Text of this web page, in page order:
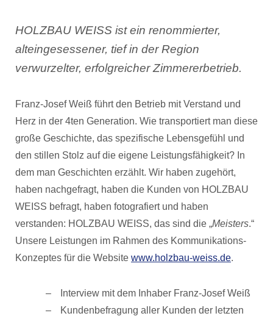
HOLZBAU WEISS ist ein renommierter,
alteingesessener, tief in der Region
verwurzelter, erfolgreicher Zimmererbetrieb.
Franz-Josef Weiß führt den Betrieb mit Verstand und
Herz in der 4ten Generation. Wie transportiert man diese
große Geschichte, das spezifische Lebensgefühl und
den stillen Stolz auf die eigene Leistungsfähigkeit? In
dem man Geschichten erzählt. Wir haben zugehört,
haben nachgefragt, haben die Kunden von HOLZBAU
WEISS befragt, haben fotografiert und haben
verstanden: HOLZBAU WEISS, das sind die „Meisters.“
Unsere Leistungen im Rahmen des Kommunikations-
Konzeptes für die Website www.holzbau-weiss.de.
Interview mit dem Inhaber Franz-Josef Weiß
Kundenbefragung aller Kunden der letzten